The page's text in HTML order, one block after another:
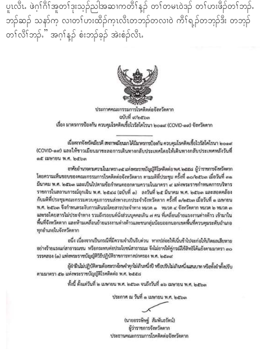
ပူၤလီၤႉ ဖဲဂ့ၢ်ဂီၢ်အူတၢ်ဒုးသ့ၣ်ညါအဆၢကတီၢ်န့ၣ် တၢ်တမၤ၀ဲဒၣ် တၢ်ဟးဖီၣ်တၢ်ဘၣ်ႉ
ဘၣ်ဆၣ် သနာ်က့ လၢတၢ်ဟးထီၣ်က့ၤလီၤတဘၣ်တလၢ၀ဲ ကီၢ်ရ့ၣ်တဘ့ၣ်ဒီး တဘ့ၣ်
တၢ်လီၢ်ဘၣ်ႉ” အဂ့ၢ်န့ၣ် စံးဘၣ်ခ့ၣ် အဲးစံၣ်လီၤႉ